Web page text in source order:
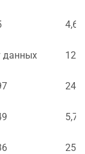
4,63
данных 12
24,5
5,7
25